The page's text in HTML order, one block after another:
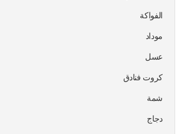
الفواكة
موداد
عسل
كروت فنادق
شمة
دجاج